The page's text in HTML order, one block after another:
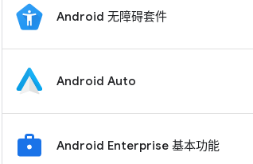
Android 无障碍套件
Android Auto
Android Enterprise 基本功能